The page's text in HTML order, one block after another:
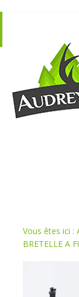
NE
Vous êtes ici :
BRETELLE A